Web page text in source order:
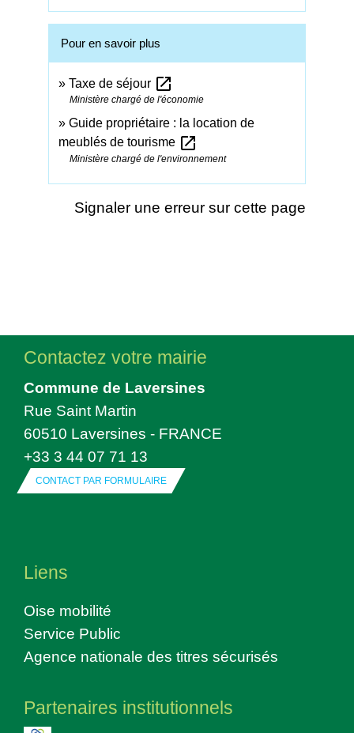
Pour en savoir plus
Taxe de séjour open_in_new
Ministère chargé de l'économie
Guide propriétaire : la location de
meublés de tourisme open_in_new
Ministère chargé de l'environnement
Signaler une erreur sur cette page
Contactez votre mairie
Commune de Laversines
Rue Saint Martin
60510 Laversines - FRANCE
+33 3 44 07 71 13
CONTACT PAR FORMULAIRE
Liens
Oise mobilité
Service Public
Agence nationale des titres sécurisés
Partenaires institutionnels